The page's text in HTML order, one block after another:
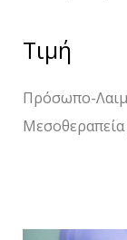
Τιμή
Πρόσωπο-
Μεσοθεραπεία